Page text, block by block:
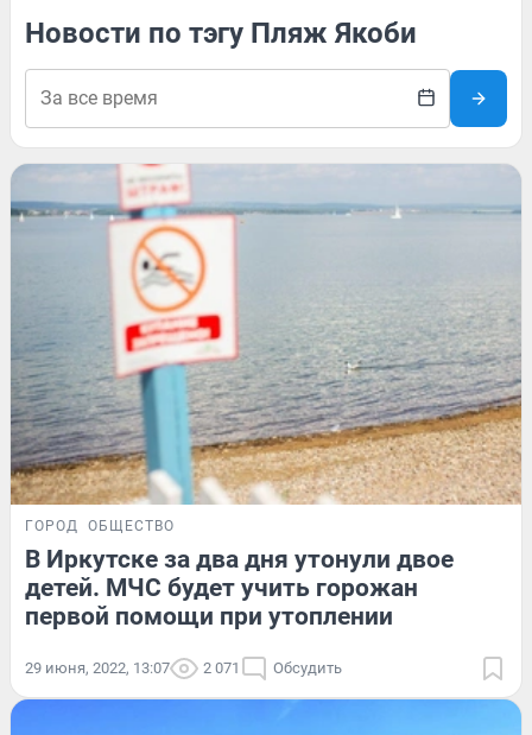
Новости по тэгу Пляж Якоби
ГОРОД ОБЩЕСТВО
В Иркутске за два дня утонули двое
детей. МЧС будет учить горожан
первой помощи при утоплении
29 июня, 2022, 13:07 2 071 Обсудить